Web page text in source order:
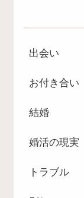
出会い
お付き合い
結婚
婚活の現実
トラブル